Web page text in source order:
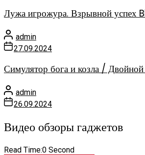
Лужа игрожура. Взрывной
admin
27.09.2024
Симулятор бога и козла /
admin
26.09.2024
Видео обзоры гаджетов
Read Time:0 Second